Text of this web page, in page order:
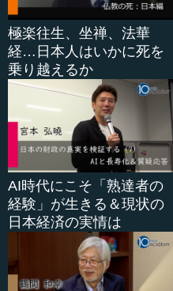
極楽往生、坐禅、法華
経…日本人はいかに死を
乗り越えるか
AI時代にこそ「熟達者の
経験」が生きる＆現状の
日本経済の実情は